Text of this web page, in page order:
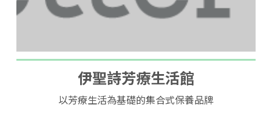
伊聖詩芳療生活館
以芳療生活為基礎的集合式保養品牌